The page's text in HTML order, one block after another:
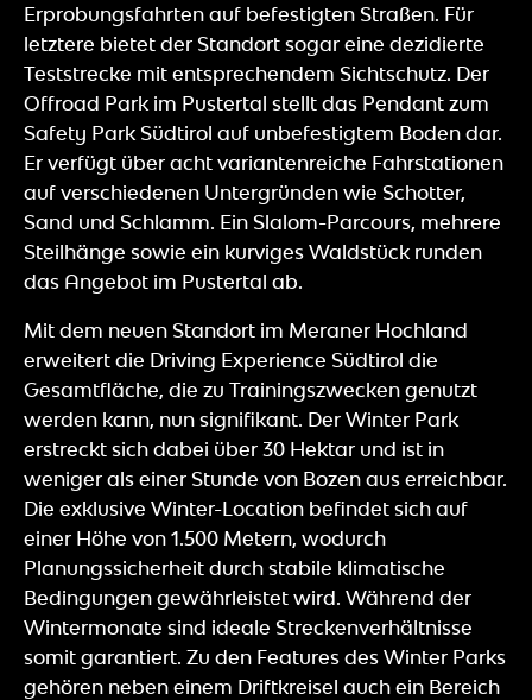
Erprobungsfahrten auf befestigten Straßen. Für
letztere bietet der Standort sogar eine dezidierte
Teststrecke mit entsprechendem Sichtschutz. Der
Offroad Park im Pustertal stellt das Pendant zum
Safety Park Südtirol auf unbefestigtem Boden dar.
Er verfügt über acht variantenreiche Fahrstationen
auf verschiedenen Untergründen wie Schotter,
Sand und Schlamm. Ein Slalom-Parcours, mehrere
Steilhänge sowie ein kurviges Waldstück runden
das Angebot im Pustertal ab.
Mit dem neuen Standort im Meraner Hochland
erweitert die Driving Experience Südtirol die
Gesamtfläche, die zu Trainingszwecken genutzt
werden kann, nun signifikant. Der Winter Park
erstreckt sich dabei über 30 Hektar und ist in
weniger als einer Stunde von Bozen aus erreichbar.
Die exklusive Winter-Location befindet sich auf
einer Höhe von 1.500 Metern, wodurch
Planungssicherheit durch stabile klimatische
Bedingungen gewährleistet wird. Während der
Wintermonate sind ideale Streckenverhältnisse
somit garantiert. Zu den Features des Winter Parks
gehören neben einem Driftkreisel auch ein Bereich